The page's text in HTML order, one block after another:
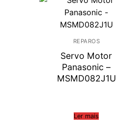
REPAROS
Servo Motor
Panasonic –
MSMD082J1U
Ler mais